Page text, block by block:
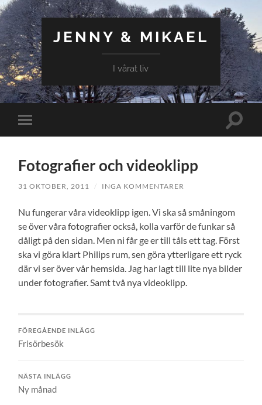
JENNY & MIKAEL
I vårat liv
Slå
på/av
Slå
Fotografier och videoklipp
31 OKTOBER, 2011 / INGA KOMMENTARER
Nu fungerar våra videoklipp igen. Vi ska så småningom
se över våra fotografier också, kolla varför de funkar så
dåligt på den sidan. Men ni får ge er till tåls ett tag. Först
ska vi göra klart Philips rum, sen göra ytterligare ett ryck
där vi ser över vår hemsida. Jag har lagt till lite nya bilder
under fotografier. Samt två nya videoklipp.
FÖREGÅENDE INLÄGG
Frisörbesök
NÄSTA INLÄGG
Ny månad